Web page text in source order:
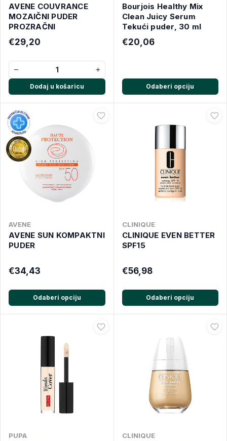
AVENE COUVRANCE
MOZAIČNI PUDER
PROZRAČNI
€29,20
− +
Dodaj u košaricu
Bourjois Healthy Mix
Clean Juicy Serum
Tekući puder, 30 ml
€20,06
Odaberi opciju
AVENE
AVENE SUN KOMPAKTNI
PUDER
€34,43
Odaberi opciju
CLINIQUE
CLINIQUE EVEN BETTER
SPF15
€56,98
Odaberi opciju
PUPA CLINIQUE